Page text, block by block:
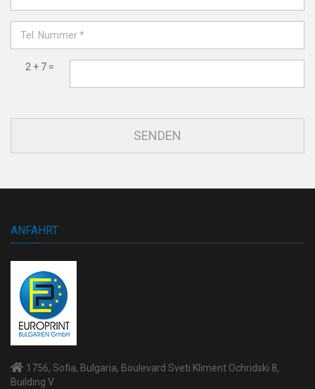
2 + 7 =
ANFAHRT
1756, Sofia, Bulgaria, Boulevard Sveti Kliment Ochridski 8,
Building V